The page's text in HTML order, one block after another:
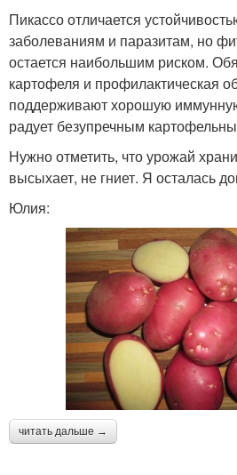
Пикассо отличается
заболеваниям и паразитам, но
остается наибольшим риском.
картофеля и профилактическая
поддерживают хорошую
радует безупречным
Нужно отметить, что урожай
высыхает, не гниет. Я осталась
Юлия:
читать дальше →